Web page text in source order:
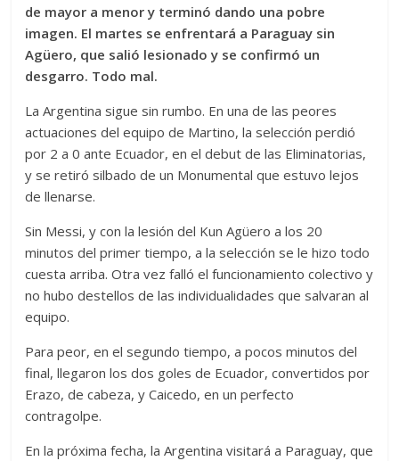
de mayor a menor y terminó dando una pobre
imagen. El martes se enfrentará a Paraguay sin
Agüero, que salió lesionado y se confirmó un
desgarro. Todo mal.
La Argentina sigue sin rumbo. En una de las peores
actuaciones del equipo de Martino, la selección perdió
por 2 a 0 ante Ecuador, en el debut de las Eliminatorias,
y se retiró silbado de un Monumental que estuvo lejos
de llenarse.
Sin Messi, y con la lesión del Kun Agüero a los 20
minutos del primer tiempo, a la selección se le hizo todo
cuesta arriba. Otra vez falló el funcionamiento colectivo y
no hubo destellos de las individualidades que salvaran al
equipo.
Para peor, en el segundo tiempo, a pocos minutos del
final, llegaron los dos goles de Ecuador, convertidos por
Erazo, de cabeza, y Caicedo, en un perfecto
contragolpe.
En la próxima fecha, la Argentina visitará a Paraguay, que